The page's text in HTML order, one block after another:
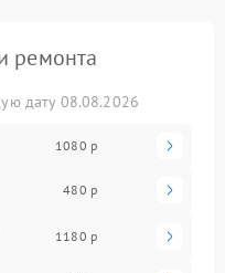
ремонта
дату 08.08.2026
1080 р
480 р
1180 р